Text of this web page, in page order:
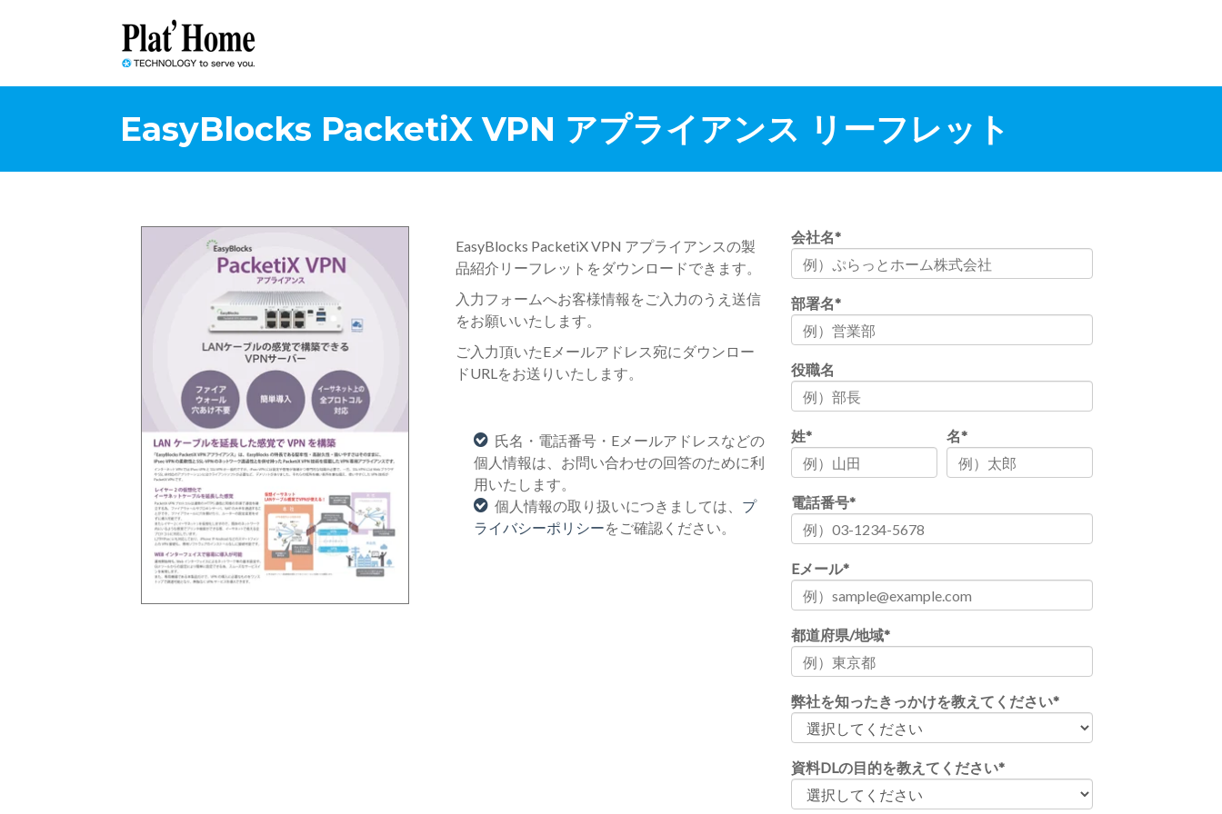
EasyBlocks PacketiX VPN アプライアンス リーフレット
EasyBlocks PacketiX VPN アプライアンスの製
品紹介リーフレットをダウンロードできます。
入力フォームへお客様情報をご入力のうえ送信
をお願いいたします。
ご入力頂いたEメールアドレス宛にダウンロー
ドURLをお送りいたします。
氏名・電話番号・Eメールアドレスなどの
個人情報は、お問い合わせの回答のために利
用いたします。
個人情報の取り扱いにつきましては、 プ
ライバシーポリシーをご確認ください。
会社名*
部署名*
役職名
姓* 名*
電話番号*
Eメール*
都道府県/地域*
弊社を知ったきっかけを教えてください*
資料DLの目的を教えてください*